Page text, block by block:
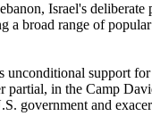
Israel's
a broad range of
unconditional support
partial, in the Camp
government and